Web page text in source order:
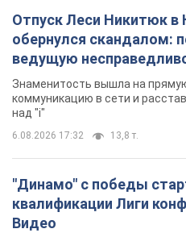
Отпуск Леси Никитюк в
обернулся скандалом:
ведущую
Знаменитость вышла на
коммуникацию в сети и
над "i"
6.08.2026 17:32 13,8 т.
"Динамо" с победы
квалификации Лиги
Видео